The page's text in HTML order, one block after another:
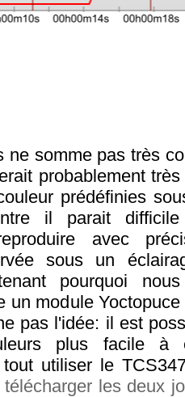
ne somme pas très
probablement
prédéfinies
il parait
avec
sous un
pourquoi
un module
pas l'idée: il est
plus facile à
tout utiliser le
télécharger les deux